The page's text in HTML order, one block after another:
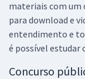
materiais com um
para download e
entendimento e
é possível estudar
Concurso